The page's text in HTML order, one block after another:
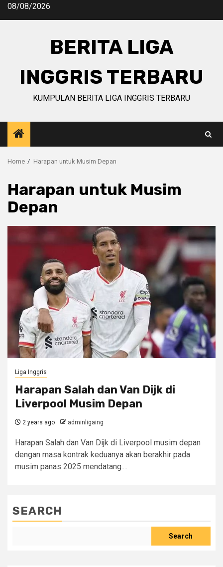
Skip08/08/2026
BERITA LIGA
INGGRIS TERBARU
KUMPULAN BERITA LIGA INGGRIS TERBARU
Home Harapan untuk Musim Depan
Harapan untuk Musim
Depan
Liga Inggris
Harapan Salah dan Van Dijk di
Liverpool Musim Depan
2 years ago adminligaing
Harapan Salah dan Van Dijk di Liverpool musim depan
dengan masa kontrak keduanya akan berakhir pada
musim panas 2025 mendatang....
SEARCH
Search